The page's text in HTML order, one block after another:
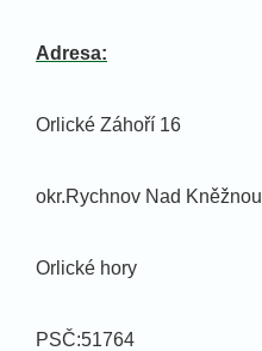
Adresa:
Orlické Záhoří 16
okr.Rychnov Nad Kněžnou
Orlické hory
PSČ:51764